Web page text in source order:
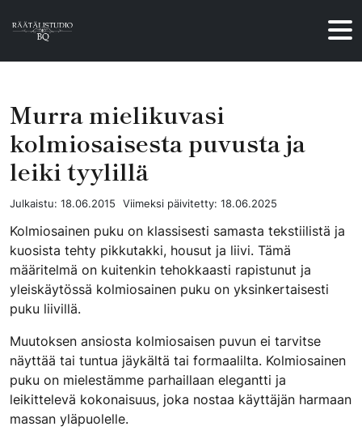
Murra mielikuvasi
kolmiosaisesta puvusta ja
leiki tyylillä
Julkaistu: 18.06.2015 Viimeksi päivitetty: 18.06.2025
Kolmiosainen puku on klassisesti samasta tekstiilistä ja
kuosista tehty pikkutakki, housut ja liivi. Tämä
määritelmä on kuitenkin tehokkaasti rapistunut ja
yleiskäytössä kolmiosainen puku on yksinkertaisesti
puku liivillä.
Muutoksen ansiosta kolmiosaisen puvun ei tarvitse
näyttää tai tuntua jäykältä tai formaalilta. Kolmiosainen
puku on mielestämme parhaillaan elegantti ja
leikittelevä kokonaisuus, joka nostaa käyttäjän harmaan
massan yläpuolelle.